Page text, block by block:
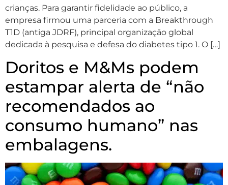
crianças. Para garantir fidelidade ao público, a
empresa firmou uma parceria com a Breakthrough
T1D (antiga JDRF), principal organização global
dedicada à pesquisa e defesa do diabetes tipo 1. O […]
Doritos e M&Ms podem
estampar alerta de “não
recomendados ao
consumo humano” nas
embalagens.